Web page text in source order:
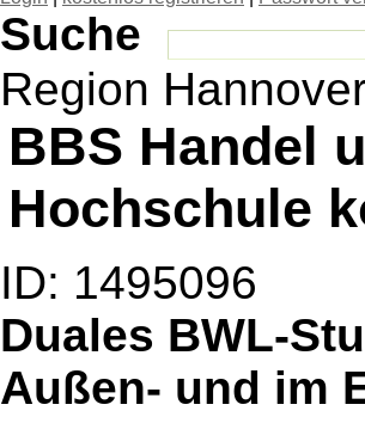
Suche
Region
BBS Handel
Hochschule
ID: 1495096
Duales BWL-
Außen- und im